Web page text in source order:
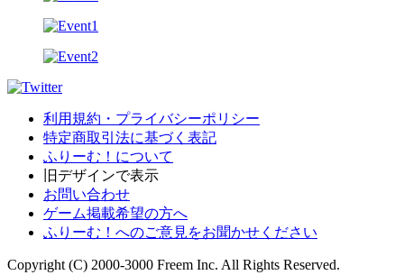
利用規約・プライバシーポリシー
特定商取引法に基づく表記
ふりーむ！について
旧デザインで表示
お問い合わせ
ゲーム掲載希望の方へ
ふりーむ！へのご意見をお聞かせください
Copyright (C) 2000-3000 Freem Inc. All Rights Reserved.